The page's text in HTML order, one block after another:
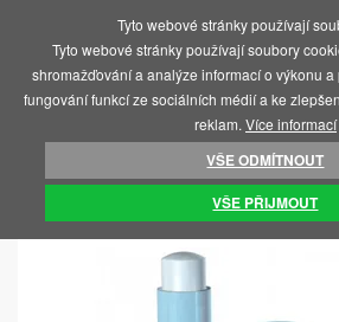
ÚVOD KOSMETIKA A HYGIENA PÉČE
Tyto webové stránky používají
Tyto webové stránky používají soubory
shromažďování a analýze informací o výkonu
fungování funkcí ze sociálních médií a ke
reklam. Více informací
VŠE ODMÍTNOUT
VŠE PŘIJMOUT